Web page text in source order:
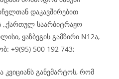
დაკავშირებით
,,ქართულ საარბიტრაჟო
ყაზბეგის გამზირი N12ა,
+9(95) 500 192 743;
კვიციანს განემარტოს, რომ